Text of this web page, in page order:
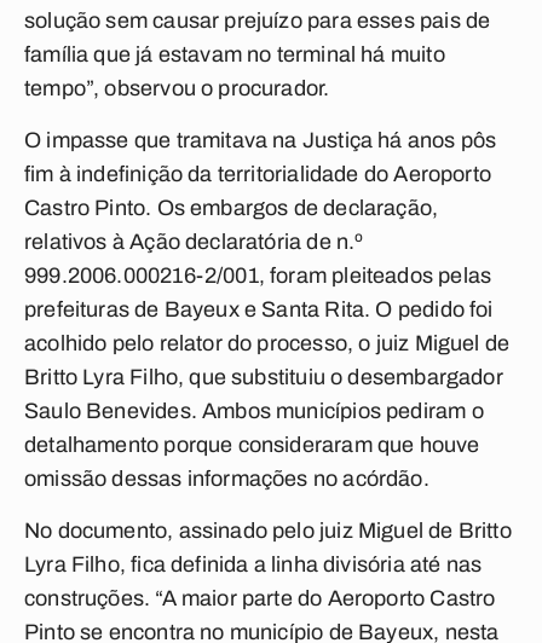
solução sem causar prejuízo para esses pais de
família que já estavam no terminal há muito
tempo”, observou o procurador.
O impasse que tramitava na Justiça há anos pôs
fim à indefinição da territorialidade do Aeroporto
Castro Pinto. Os embargos de declaração,
relativos à Ação declaratória de n.º
999.2006.000216-2/001, foram pleiteados pelas
prefeituras de Bayeux e Santa Rita. O pedido foi
acolhido pelo relator do processo, o juiz Miguel de
Britto Lyra Filho, que substituiu o desembargador
Saulo Benevides. Ambos municípios pediram o
detalhamento porque consideraram que houve
omissão dessas informações no acórdão.
No documento, assinado pelo juiz Miguel de Britto
Lyra Filho, fica definida a linha divisória até nas
construções. “A maior parte do Aeroporto Castro
Pinto se encontra no município de Bayeux, nesta